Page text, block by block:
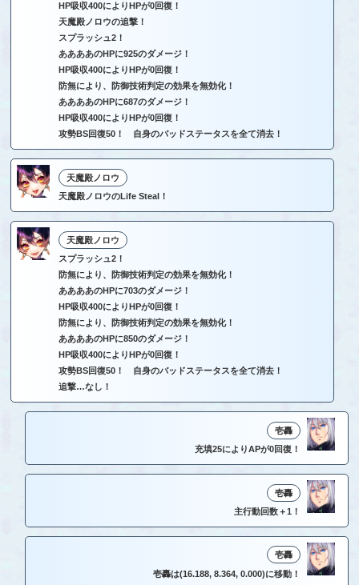
HP吸収400によりHPが0回復！
天魔殿ノロウの追撃！
スプラッシュ2！
ああああのHPに925のダメージ！
HP吸収400によりHPが0回復！
防無により、防御技術判定の効果を無効化！
ああああのHPに687のダメージ！
HP吸収400によりHPが0回復！
攻勢BS回復50！ 自身のバッドステータスを全て消去！
天魔殿ノロウ
天魔殿ノロウのLife Steal！
天魔殿ノロウ
スプラッシュ2！
防無により、防御技術判定の効果を無効化！
ああああのHPに703のダメージ！
HP吸収400によりHPが0回復！
防無により、防御技術判定の効果を無効化！
ああああのHPに850のダメージ！
HP吸収400によりHPが0回復！
攻勢BS回復50！ 自身のバッドステータスを全て消去！
追撃…なし！
壱轟
充填25によりAPが0回復！
壱轟
主行動回数＋1！
壱轟
壱轟は(16.188, 8.364, 0.000)に移動！